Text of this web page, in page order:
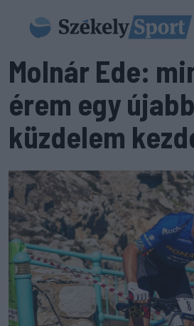
Molnár Ede:
érem egy újabb
küzdelem